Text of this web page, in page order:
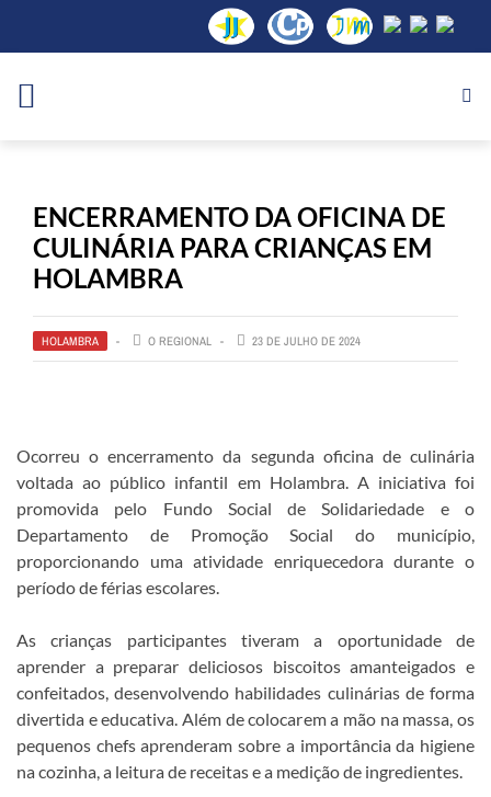
ENCERRAMENTO DA OFICINA DE
CULINÁRIA PARA CRIANÇAS EM
HOLAMBRA
HOLAMBRA O REGIONAL 23 DE JULHO DE 2024
Ocorreu o encerramento da segunda oficina de culinária
voltada ao público infantil em Holambra. A iniciativa foi
promovida pelo Fundo Social de Solidariedade e o
Departamento de Promoção Social do município,
proporcionando uma atividade enriquecedora durante o
período de férias escolares.
As crianças participantes tiveram a oportunidade de
aprender a preparar deliciosos biscoitos amanteigados e
confeitados, desenvolvendo habilidades culinárias de forma
divertida e educativa. Além de colocarem a mão na massa, os
pequenos chefs aprenderam sobre a importância da higiene
na cozinha, a leitura de receitas e a medição de ingredientes.